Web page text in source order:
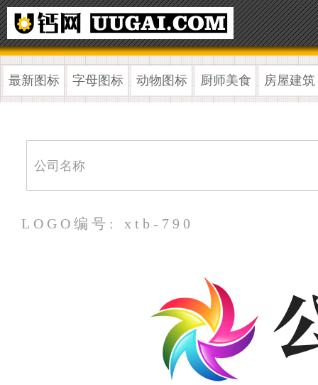
最新图标 字母图标 动物图标 厨师美食 房屋建筑
LOGO编号: xtb-790